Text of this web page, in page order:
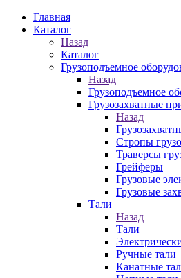
Главная
Каталог
Назад
Каталог
Грузоподъемное
Назад
Грузоподъемное
Грузозахватные
Назад
Стропы
Траверсы
Грейферы
Грузовые
Грузовые
Тали
Назад
Тали
Ручные тали
Канатные